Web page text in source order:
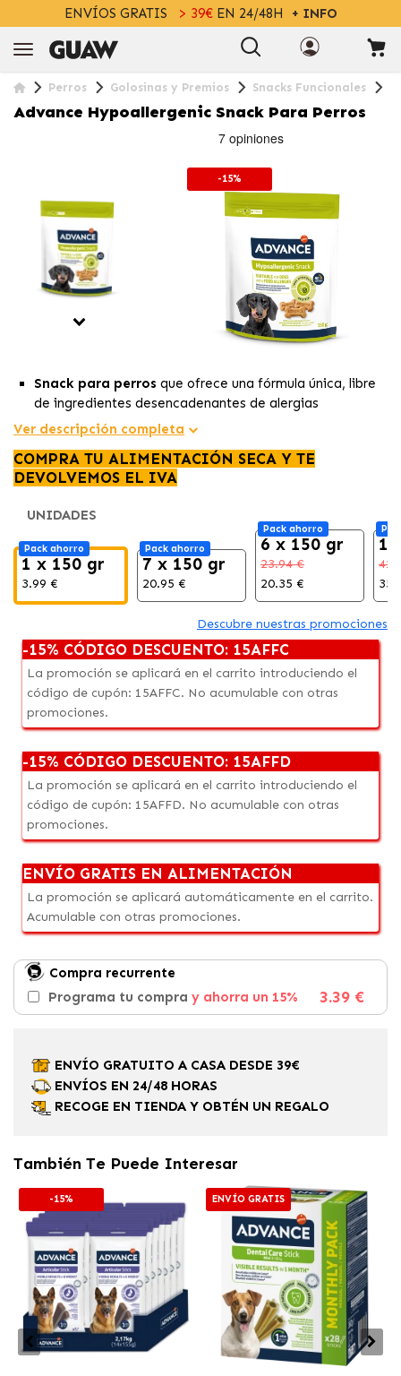
ENVÍOS GRATIS > 39€EN 24/48H + INFO
Perros Golosinas y Premios Snacks Funcionales
Advance Hypoallergenic Snack Para Perros
-15%
Snack para perros que ofrece una fórmula única, libre
de ingredientes desencadenantes de alergias
alimentarias.
Con proteína hidrolizada y carbohidratos puros, ayuda a
minimizar el riesgo de reacciones alérgicas
favorece unadigestión suave.
también proporciona una
recompensa sabrosa y
saludable para tu animal.
Ver descripción completa
COMPRA TU ALIMENTACIÓN SECA Y TE
DEVOLVEMOS EL IVA
UNIDADES
Pack ahorro
1 x 150 gr
3.99 €
Pack ahorro
7 x 150 gr
20.95 €
Pack ahorro
6 x 150 gr
23.94 €
20.35 €
Descubre nuestras promociones
-15% CÓDIGO DESCUENTO: 15AFFC
La promoción se aplicará en el carrito introduciendo el
código de cupón: 15AFFC. No acumulable con otras
promociones.
-15% CÓDIGO DESCUENTO: 15AFFD
La promoción se aplicará en el carrito introduciendo el
código de cupón: 15AFFD. No acumulable con otras
promociones.
ENVÍO GRATIS EN ALIMENTACIÓN
La promoción se aplicará automáticamente en el carrito.
Acumulable con otras promociones.
Compra recurrente
Programa tu compra y ahorra un 15% 3.39 €
ENVÍO GRATUITO A CASA DESDE 39€
ENVÍOS EN 24/48 HORAS
RECOGE EN TIENDA Y OBTÉN UN REGALO
También Te Puede Interesar
-15% ENVÍO GRATIS